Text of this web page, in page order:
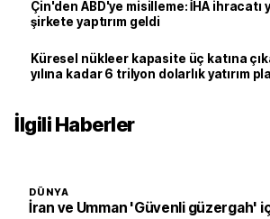
Çin'den ABD'ye misilleme: İHA ihracatı
şirkete yaptırım geldi
Küresel nükleer kapasite üç katına
yılına kadar 6 trilyon dolarlık yatırım
İlgili Haberler
DÜNYA
İran ve Umman 'Güvenli güzergah'